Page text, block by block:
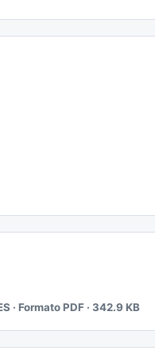
· Formato PDF · 342.9 KB